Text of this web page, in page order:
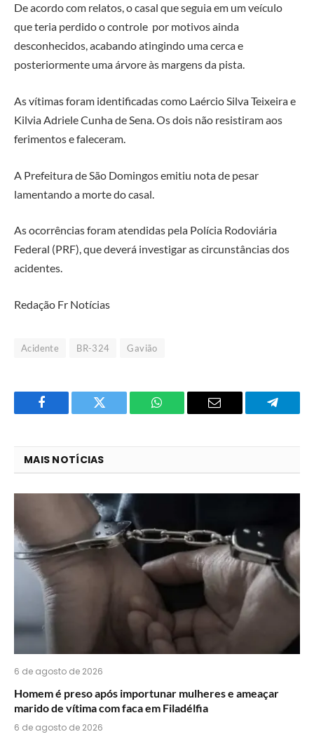
De acordo com relatos, o casal que seguia em um veículo
que teria perdido o controle por motivos ainda
desconhecidos, acabando atingindo uma cerca e
posteriormente uma árvore às margens da pista.
As vítimas foram identificadas como Laércio Silva Teixeira e
Kilvia Adriele Cunha de Sena. Os dois não resistiram aos
ferimentos e faleceram.
A Prefeitura de São Domingos emitiu nota de pesar
lamentando a morte do casal.
As ocorrências foram atendidas pela Polícia Rodoviária
Federal (PRF), que deverá investigar as circunstâncias dos
acidentes.
Redação Fr Notícias
Acidente BR-324 Gavião
Facebook Twitter
O
E-
MAIS NOTÍCIAS
6 de agosto de 2026
Homem é preso após importunar mulheres e ameaçar
marido de vítima com faca em Filadélfia
6 de agosto de 2026